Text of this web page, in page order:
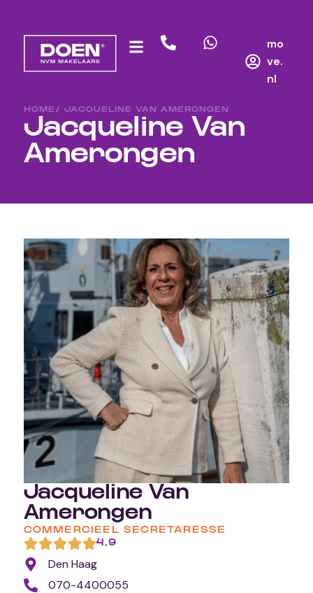
mo
ve.
nl
HOME / JACQUELINE VAN AMERONGEN
Jacqueline Van
Amerongen
Jacqueline Van
Amerongen
COMMERCIEEL SECRETARESSE
4,9
Den Haag
070-4400055